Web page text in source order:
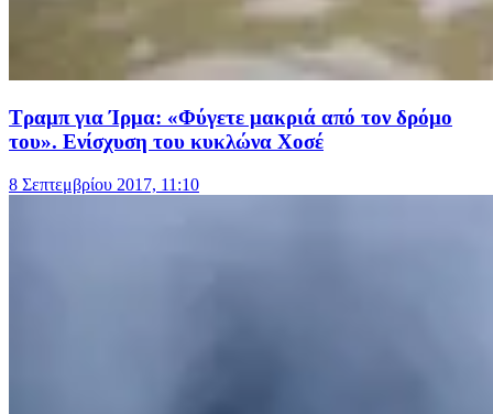
Τραμπ για Ίρμα: «Φύγετε μακριά από τον δρόμο
του». Ενίσχυση του κυκλώνα Χοσέ
8 Σεπτεμβρίου 2017, 11:10